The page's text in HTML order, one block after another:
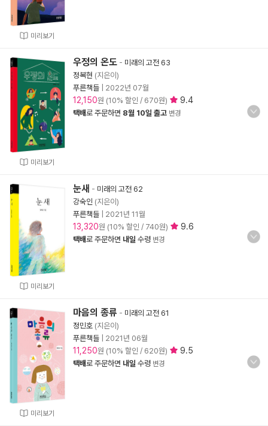
미리보기
미리보기
우정의 온도 - 미래의 고전 63
정복현 (지은이)
푸른책들
2022년 07월
12,150원 (10% 할인 / 670원) 9.4
택배로 주문하면 8월 10일 출고 변경
미리보기
눈새 - 미래의 고전 62
강숙인 (지은이)
푸른책들
2021년 11월
13,320원 (10% 할인 / 740원) 9.6
택배로 주문하면 내일 수령 변경
미리보기
마음의 종류 - 미래의 고전 61
정민호 (지은이)
푸른책들
2021년 06월
11,250원 (10% 할인 / 620원) 9.5
택배로 주문하면 내일 수령 변경